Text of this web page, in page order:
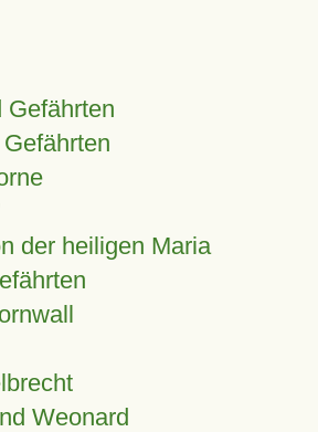
Gefährten
der heiligen Maria
Weonard